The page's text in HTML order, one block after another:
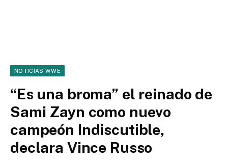
NOTICIAS WWE
“Es una broma” el reinado de
Sami Zayn como nuevo
campeón Indiscutible,
declara Vince Russo